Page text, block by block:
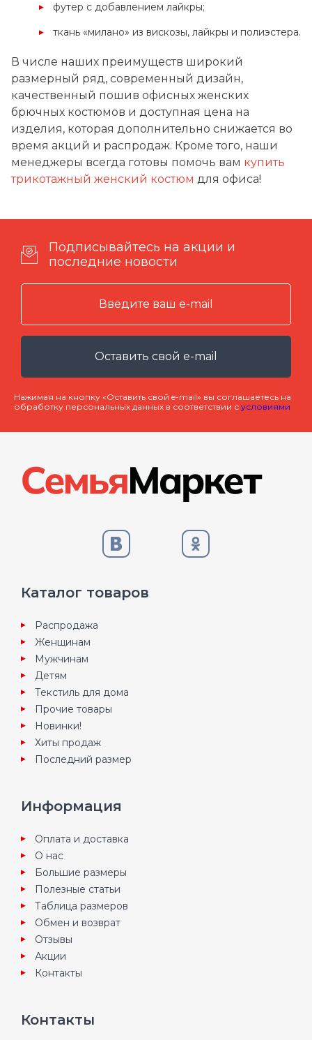
футер с добавлением лайкры;
ткань «милано» из вискозы, лайкры и полиэстера.
В числе наших преимуществ широкий
размерный ряд, современный дизайн,
качественный пошив офисных женских
брючных костюмов и доступная цена на
изделия, которая дополнительно снижается во
время акций и распродаж. Кроме того, наши
менеджеры всегда готовы помочь вам купить
трикотажный женский костюм для офиса!
Подписывайтесь на акции и
последние новости
Оставить свой e-mail
Нажимая на кнопку «Оставить свой e-mail» вы соглашаетесь на
обработку персональных данных в соответствии с условиями
Каталог товаров
Распродажа
Женщинам
Мужчинам
Детям
Текстиль для дома
Прочие товары
Новинки!
Хиты продаж
Последний размер
Информация
Оплата и доставка
О нас
Большие размеры
Полезные статьи
Таблица размеров
Обмен и возврат
Отзывы
Акции
Контакты
Контакты